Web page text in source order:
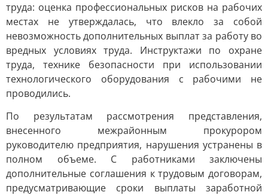
труда: оценка профессиональных рисков на рабочих
местах не утверждалась, что влекло за собой
невозможность дополнительных выплат за работу во
вредных условиях труда. Инструктажи по охране
труда, технике безопасности при использовании
технологического оборудования с рабочими не
проводились.
По результатам рассмотрения представления,
внесенного межрайонным прокурором
руководителю предприятия, нарушения устранены в
полном объеме. С работниками заключены
дополнительные соглашения к трудовым договорам,
предусматривающие сроки выплаты заработной